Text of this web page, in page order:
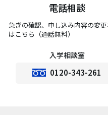
電話相談
急ぎの確認、申し込み内容の変
はこちら（通話無料）
入学相談室
0120-343-261